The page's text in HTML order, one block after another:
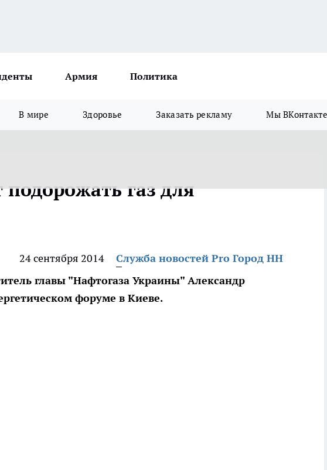
Армия Политика
В мире Здоровье Заказать рекламу Мы ВКонтакте
газ для
24 сентября 2014
Служба новостей Pro Город НН
главы "Нафтогаза Украины" Александр
форуме в Киеве.